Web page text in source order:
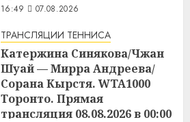
16:49 07.08.2026
ТРАНСЛЯЦИИ ТЕННИСА
Катержина Синякова/Чжан
Шуай — Мирра Андреева/
Сорана Кырстя. WTA1000
Торонто. Прямая
трансляция 08.08.2026 в 00:00